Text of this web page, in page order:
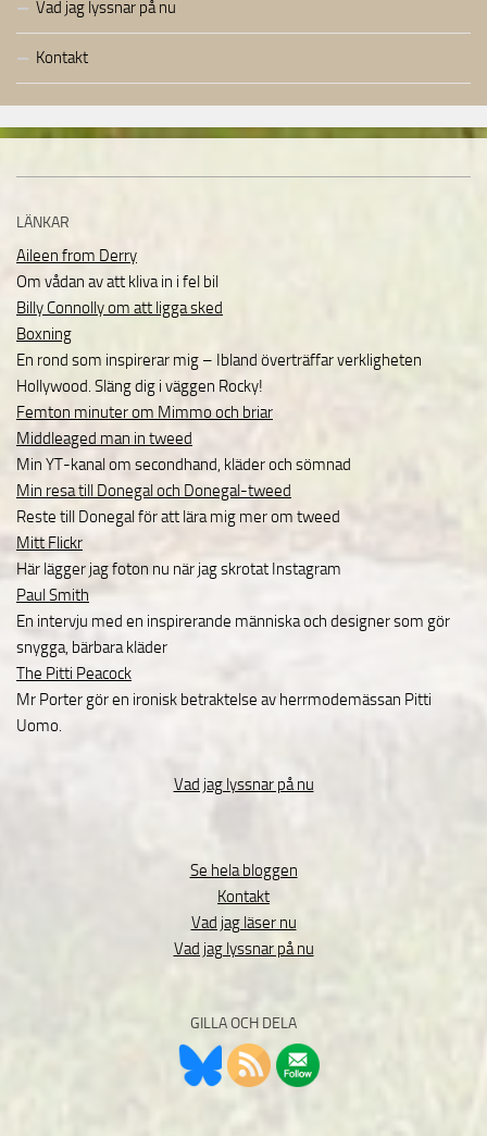
Vad jag lyssnar på nu
Kontakt
LÄNKAR
Aileen from Derry
Om vådan av att kliva in i fel bil
Billy Connolly om att ligga sked
Boxning
En rond som inspirerar mig – Ibland överträffar verkligheten
Hollywood. Släng dig i väggen Rocky!
Femton minuter om Mimmo och briar
Middleaged man in tweed
Min YT-kanal om secondhand, kläder och sömnad
Min resa till Donegal och Donegal-tweed
Reste till Donegal för att lära mig mer om tweed
Mitt Flickr
Här lägger jag foton nu när jag skrotat Instagram
Paul Smith
En intervju med en inspirerande människa och designer som gör
snygga, bärbara kläder
The Pitti Peacock
Mr Porter gör en ironisk betraktelse av herrmodemässan Pitti
Uomo.
Vad jag lyssnar på nu
Se hela bloggen
Kontakt
Vad jag läser nu
Vad jag lyssnar på nu
GILLA OCH DELA